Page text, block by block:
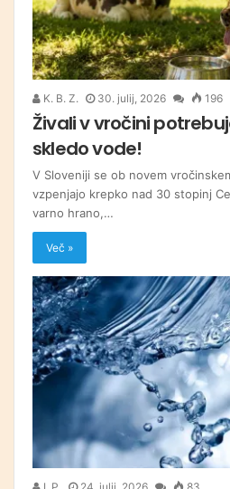
K. B. Z. 30. julij, 2026 196
Živali v vročini
skledo vode!
V Sloveniji se ob novem
vzpenjajo krepko nad 30 stopinj
varno hrano,…
Več »